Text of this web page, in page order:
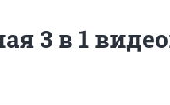
3 в 1